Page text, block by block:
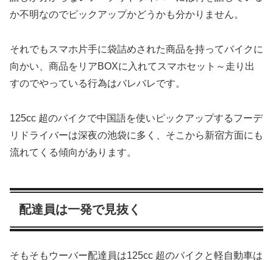
か不明なのでピックアップかどうかも分かりません。
それでもスマホ片手に袋詰めされた商品を持ってバイクに
向かい、商品をリアBOXに入れてスマホセット～走り出
すのでやっている行為はバレバレです。
125cc 超のバイクで中国語を使いピックアップするフーデ
リドライバーは深夜の池袋に多く、そこから新宿方面にも
流れてくる傾向があります。
配達員は一発で見抜く
そもそもウーバー配達員は125cc 超のバイクと軽自動車は